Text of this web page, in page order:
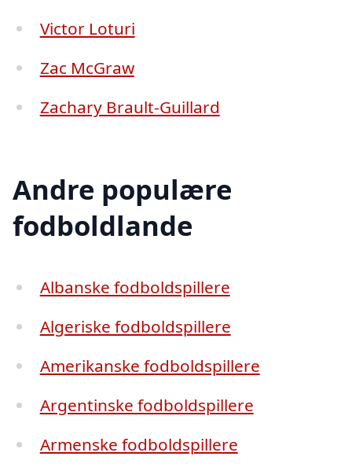
Victor Loturi
Zac McGraw
Zachary Brault-Guillard
Andre populære
fodboldlande
Albanske fodboldspillere
Algeriske fodboldspillere
Amerikanske fodboldspillere
Argentinske fodboldspillere
Armenske fodboldspillere